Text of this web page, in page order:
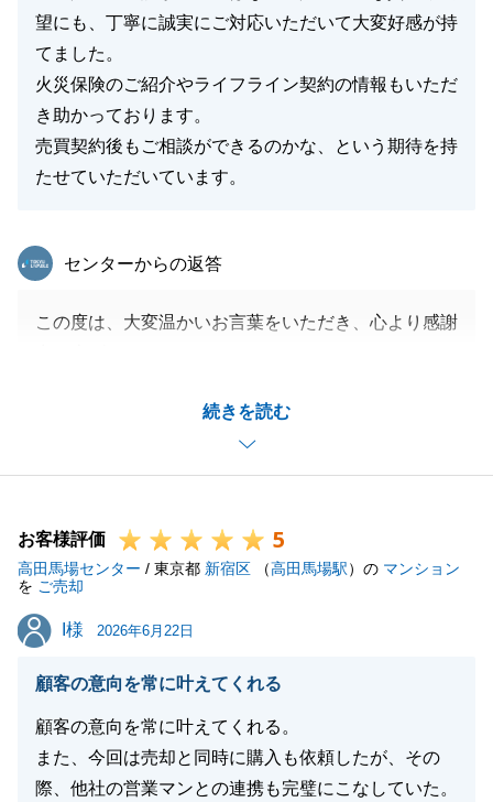
望にも、丁寧に誠実にご対応いただいて大変好感が持
てました。
火災保険のご紹介やライフライン契約の情報もいただ
き助かっております。
売買契約後もご相談ができるのかな、という期待を持
たせていただいています。
続きを読む
東急リバブル
センターからの返答
この度は、大変温かいお言葉をいただき、心より感謝
迅速かつ丁寧にご対応いただき、私どもの方のこそ大
言葉の壁もございましたが、ZOOMでの奥様のご協
ーズに手続きを進めることができました。
不動産の購入は、契約や引き渡しがゴールではなく、
そこから始まる新しい生活こそが本番だと考えており
ます。
日本での生活で困ったことなどがございましたら、い
つでも、どんな小さなことでもお気軽にご連絡下さ
い。
これからもご夫妻の「日本の相談窓口」として、誠心
お客様評価 5
高田馬場センター / 東京都 新宿区 （高田馬場駅）の マンション
を ご売却
I様
I様 2026年6月22日
顧客の意向を常に叶えてくれる
顧客の意向を常に叶えてくれる。
また、今回は売却と同時に購入も依頼したが、その
際、他社の営業マンとの連携も完璧にこなしていた。